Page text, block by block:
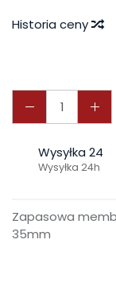
Historia ceny
Wysyłka 24
Wysyłka 24h
Zapasowa
35mm